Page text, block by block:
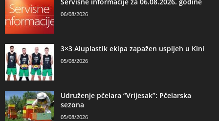
06/08/2026
3×3 Aluplastik ekipa zapažen uspijeh u Kini
05/08/2026
Udruženje pčelara “Vrijesak”: Pčelarska
sezona
05/08/2026